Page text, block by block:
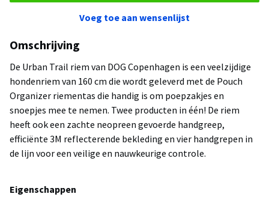
Voeg toe aan wensenlijst
Omschrijving
De Urban Trail riem van DOG Copenhagen is een veelzijdige
hondenriem van 160 cm die wordt geleverd met de Pouch
Organizer riementas die handig is om poepzakjes en
snoepjes mee te nemen. Twee producten in één! De riem
heeft ook een zachte neopreen gevoerde handgreep,
efficiënte 3M reflecterende bekleding en vier handgrepen in
de lijn voor een veilige en nauwkeurige controle.
Eigenschappen